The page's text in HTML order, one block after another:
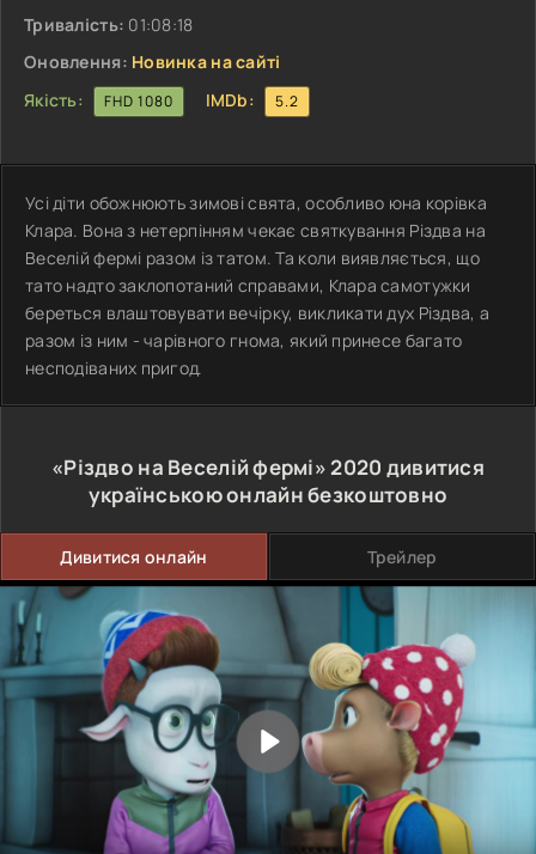
Тривалість: 01:08:18
Оновлення: Новинка на сайті
Якість:
FHD 1080 IMDb: 5.2
Усі діти обожнюють зимові свята, особливо юна корівка
Клара. Вона з нетерпінням чекає святкування Різдва на
Веселій фермі разом із татом. Та коли виявляється, що
тато надто заклопотаний справами, Клара самотужки
береться влаштовувати вечірку, викликати дух Різдва, а
разом із ним - чарівного гнома, який принесе багато
несподіваних пригод.
«Різдво на Веселій фермі»2020 дивитися
українською онлайн безкоштовно
Дивитися онлайн Трейлер